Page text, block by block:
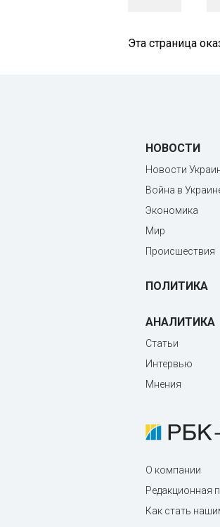
Эта страница
НОВОСТИ
Новости
Война в
Экономика
Мир
Происшествия
ПОЛИТИКА
АНАЛИТИКА
Статьи
Интервью
Мнения
О компании
Редакционная
Как стать